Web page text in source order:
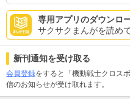
専用アプリのダウンロ
サクサクまんがを読め
新刊通知を受け取る
会員登録をすると「機動戦士クロス
信のお知らせが受け取れます。